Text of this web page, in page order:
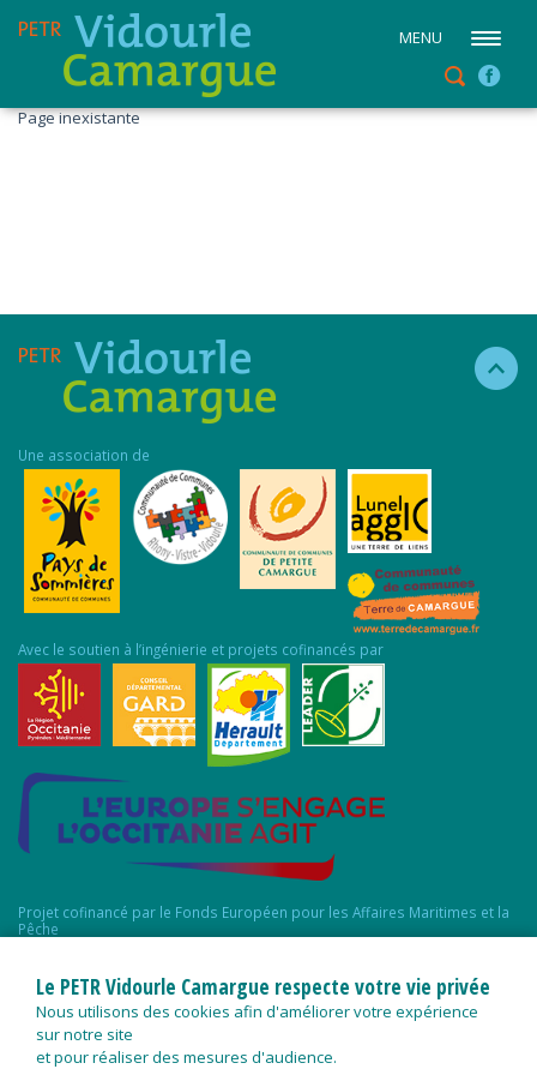
MENU
Page inexistante
Une association de
Avec le soutien à l’ingénierie et projets cofinancés par
Projet cofinancé par le Fonds Européen pour les Affaires Maritimes et la
Pêche
Le PETR Vidourle Camargue respecte votre vie privée
Nous utilisons des cookies afin d'améliorer votre expérience
sur notre site
et pour réaliser des mesures d'audience.